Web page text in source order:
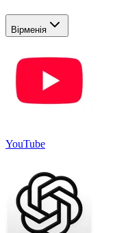
Вірменія
YouTube